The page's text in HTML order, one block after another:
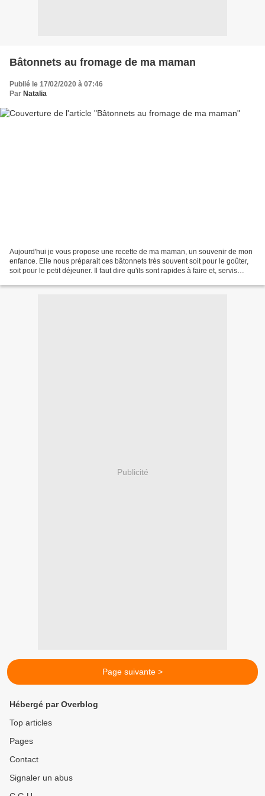
Bâtonnets au fromage de ma maman
Publié le 17/02/2020 à 07:46
Par Natalia
Aujourd'hui je vous propose une recette de ma maman, un souvenir de mon
enfance. Elle nous préparait ces bâtonnets très souvent soit pour le goûter,
soit pour le petit déjeuner. Il faut dire qu'ils sont rapides à faire et, servis
Publicité
Page suivante >
Hébergé par Overblog
Top articles
Pages
Contact
Signaler un abus